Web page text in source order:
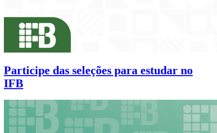
Participe das seleções para estudar no
IFB